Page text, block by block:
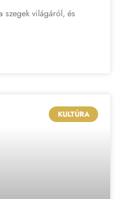
szegek világáról, és
KULTÚRA